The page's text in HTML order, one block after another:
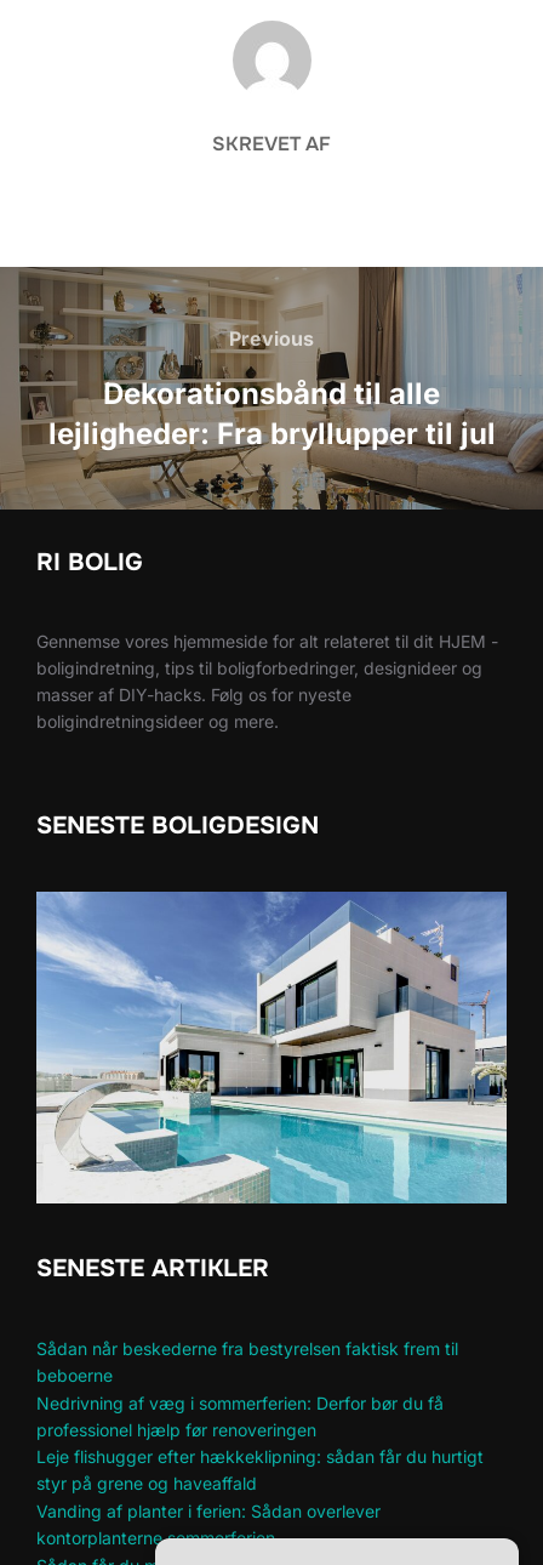
FORFATTER
SKREVET AF
Indlægsnavigation
Previous
Previous
Dekorationsbånd til alle
lejligheder: Fra bryllupper til jul
RI BOLIG
Gennemse vores hjemmeside for alt relateret til dit HJEM -
boligindretning, tips til boligforbedringer, designideer og
masser af DIY-hacks. Følg os for nyeste
boligindretningsideer og mere.
SENESTE BOLIGDESIGN
SENESTE ARTIKLER
Sådan når beskederne fra bestyrelsen faktisk frem til
beboerne
Nedrivning af væg i sommerferien: Derfor bør du få
professionel hjælp før renoveringen
Leje flishugger efter hækkeklipning: sådan får du hurtigt
styr på grene og haveaffald
Vanding af planter i ferien: Sådan overlever
kontorplanterne sommerferien